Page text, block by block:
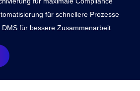
für schnellere Prozesse
für bessere Zusammenarbeit